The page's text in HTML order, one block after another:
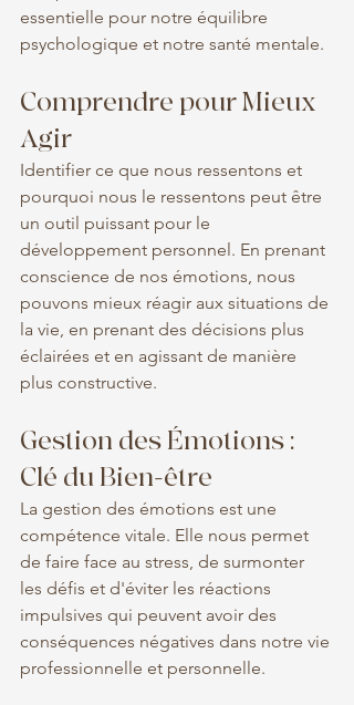
essentielle pour notre équilibre
psychologique et notre santé mentale.
Comprendre pour Mieux
Agir
Identifier ce que nous ressentons et
pourquoi nous le ressentons peut être
un outil puissant pour le
développement personnel. En prenant
conscience de nos émotions, nous
pouvons mieux réagir aux situations de
la vie, en prenant des décisions plus
éclairées et en agissant de manière
plus constructive.
Gestion des Émotions :
Clé du Bien-être
La gestion des émotions est une
compétence vitale. Elle nous permet
de faire face au stress, de surmonter
les défis et d'éviter les réactions
impulsives qui peuvent avoir des
conséquences négatives dans notre vie
professionnelle et personnelle.